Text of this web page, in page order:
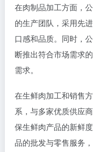
在肉制品加工方面，
的生产团队，采用先
口感和品质。同时，
断推出符合市场需求
需求。
在生鲜肉加工和销售
系，与多家优质供应
保生鲜肉产品的新鲜
品的批发与零售服务